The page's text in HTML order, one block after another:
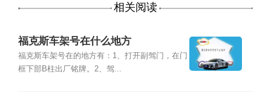
相关阅读
福克斯车架号在什么地方
福克斯车架号在的地方有：1、打开副驾门，在门
框下部B柱出厂铭牌。2、驾...